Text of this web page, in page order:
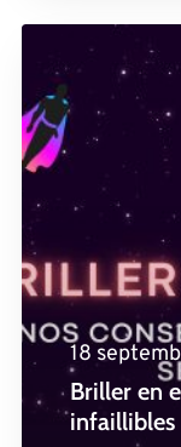
18
Briller en
infaillibles